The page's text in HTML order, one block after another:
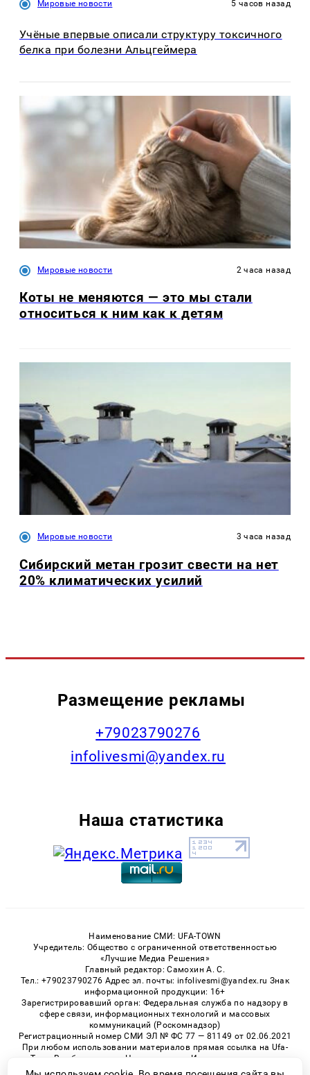
Мировые новости 5 часов назад
Учёные впервые описали структуру токсичного
белка при болезни Альцгеймера
Мировые новости 2 часа назад
Коты не меняются — это мы стали
относиться к ним как к детям
Мировые новости 3 часа назад
Сибирский метан грозит свести на нет
20% климатических усилий
Размещение рекламы
+79023790276
infolivesmi@yandex.ru
Наша статистика
Наименование СМИ: UFA-TOWN
Учредитель: Общество с ограниченной ответственностью
«Лучшие Медиа Решения»
Главный редактор: Самохин А. С.
Тел.: +79023790276 Адрес эл. почты: infolivesmi@yandex.ru Знак
информационной продукции: 16+
Зарегистрировавший орган: Федеральная служба по надзору в
сфере связи, информационных технологий и массовых
коммуникаций (Роскомнадзор)
Регистрационный номер СМИ ЭЛ № ФС 77 — 81149 от 02.06.2021
При любом использовании материалов прямая ссылка на Ufa-
Town.Ru обязательна. Цитирование в Интернете возможно
только при наличии письменного разрешения.